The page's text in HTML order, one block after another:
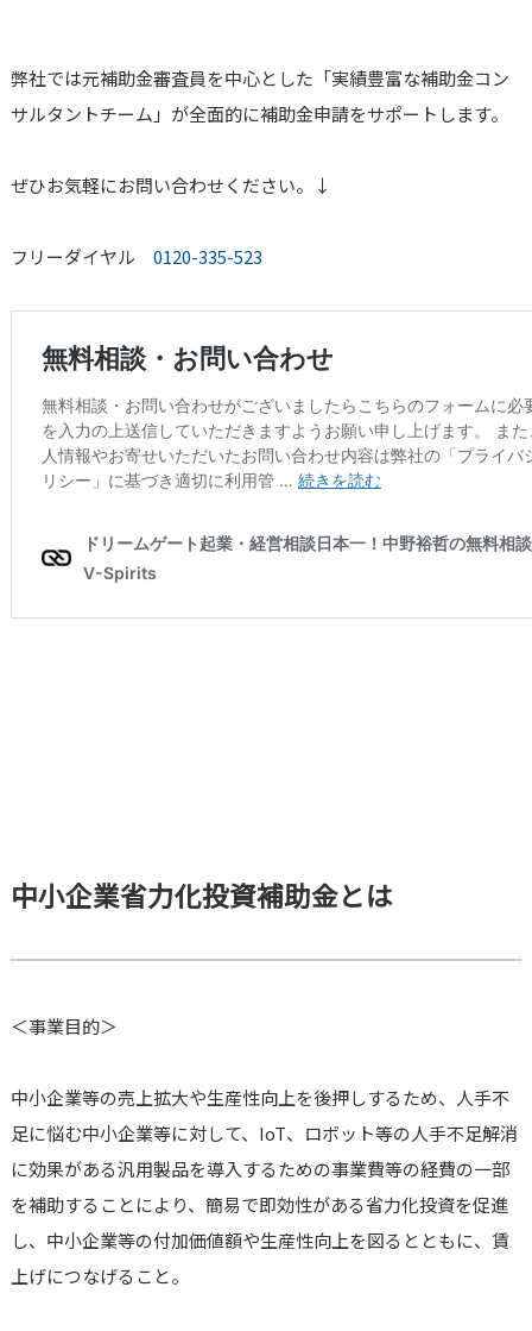
弊社では元補助金審査員を中心とした「実績豊富な補助金コン
サルタントチーム」が全面的に補助金申請をサポートします。
ぜひお気軽にお問い合わせください。↓
フリーダイヤル 0120-335-523
中小企業省力化投資補助金とは
＜事業目的＞
中小企業等の売上拡大や生産性向上を後押しするため、人手不
足に悩む中小企業等に対して、IoT、ロボット等の人手不足解消
に効果がある汎用製品を導入するための事業費等の経費の一部
を補助することにより、簡易で即効性がある省力化投資を促進
し、中小企業等の付加価値額や生産性向上を図るとともに、賃
上げにつなげること。